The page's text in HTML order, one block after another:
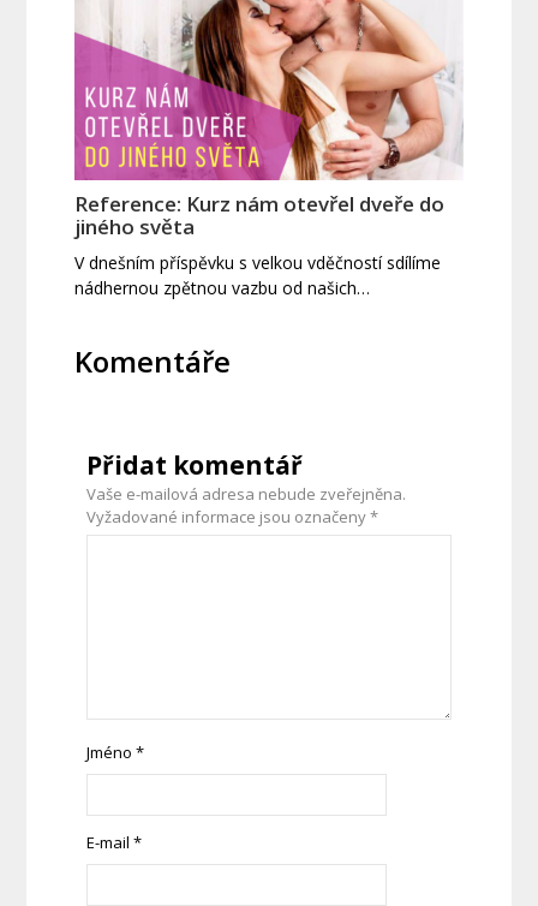
Reference: Kurz nám otevřel dveře do
jiného světa
V dnešním příspěvku s velkou vděčností sdílíme
nádhernou zpětnou vazbu od našich…
Komentáře
Přidat komentář
Vaše e-mailová adresa nebude zveřejněna.
Vyžadované informace jsou označeny*
Jméno*
E-mail*